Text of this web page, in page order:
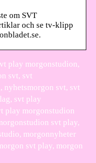
om SVT
och se tv-klipp
play morgonstudion,
svt, svt
nyhetsmorgon svt, svt
svt play
play morgonstudion
svt play,
morgonnyheter
svt play, morgon